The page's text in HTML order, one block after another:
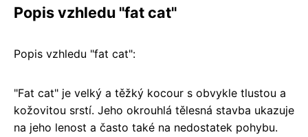
Popis vzhledu "fat cat"
Popis vzhledu "fat cat":
"Fat cat" je velký a těžký kocour s obvykle tlustou a
kožovitou srstí. Jeho okrouhlá tělesná stavba ukazuje
na jeho lenost a často také na nedostatek pohybu.